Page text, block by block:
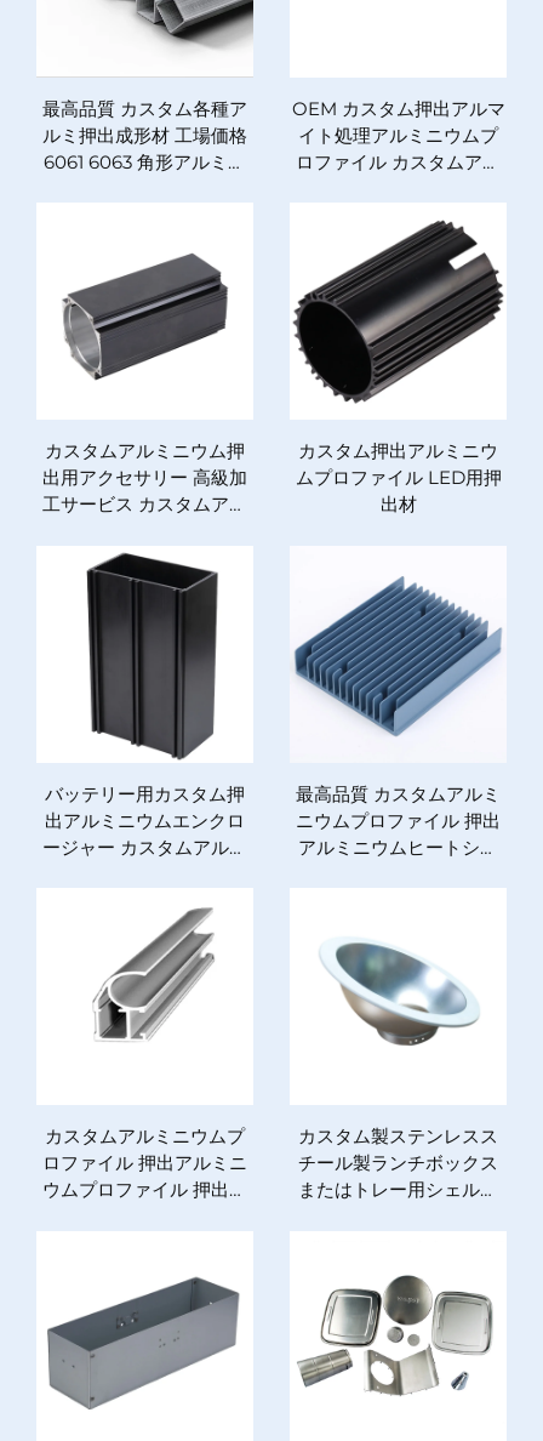
最高品質 カスタム各種ア
ルミ押出成形材 工場価格
6061 6063 角形アルミプ
OEM カスタム押出アルマ
イト処理アルミニウムプ
ロファイル カスタムアル
カスタムアルミニウム押
出用アクセサリー 高級加
工サービス カスタムアル
応
カスタム押出アルミニウ
ムプロファイル LED用押
出材
バッテリー用カスタム押
出アルミニウムエンクロ
ージャー カスタムアルミ
最高品質 カスタムアルミ
ニウムプロファイル 押出
アルミニウムヒートシン
カスタムアルミニウムプ
ロファイル 押出アルミニ
ウムプロファイル 押出加
カスタム製ステンレスス
チール製ランチボックス
またはトレー用シェルシ